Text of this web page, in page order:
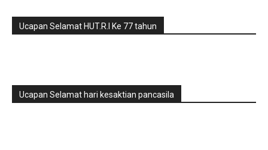
Ucapan Selamat HUT.R.I Ke 77 tahun
Ucapan Selamat hari kesaktian pancasila